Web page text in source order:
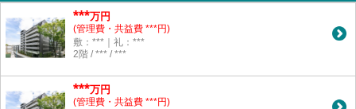
***万円
(管理費・共益費 ***円)
敷：***｜礼：***
2階 / *** / ***
***万円
(管理費・共益費 ***円)